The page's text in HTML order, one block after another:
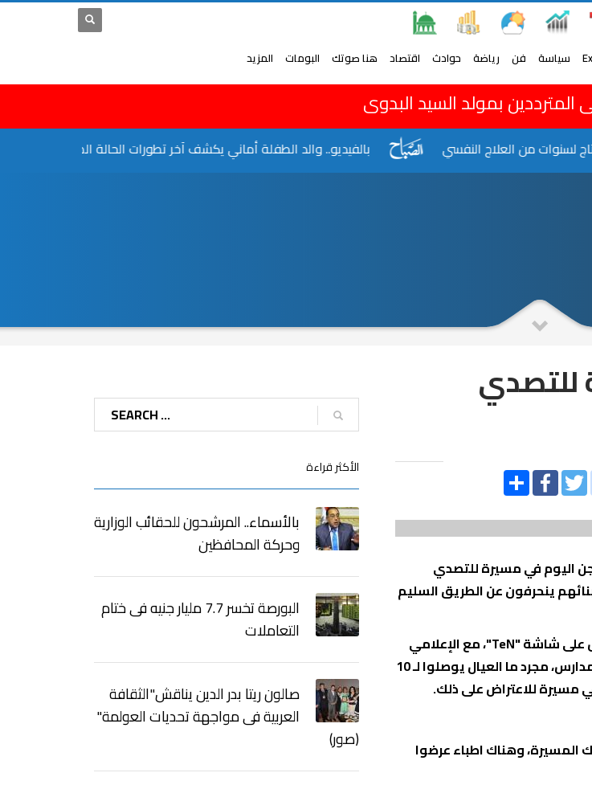
سياسة فن رياضة حوادث اقتصاد هنا صوتك البومات المزيد
بمولد السيد البدوى
من العلاج النفسي بالفيديو.. والد الطفلة أماني يكشف آخر تطورات الحالة الصحية لها
للتصدي
SHARE
اليوم في مسيرة للتصدي
ينحرفون عن الطريق السليم
وأضافت "يوسف"، خلال مداخلة هاتفية في برنامج " رأي عام"، الذي يُعرض على شاشة "TeN"، مع الإعلامي
عمرو عبد الحميد، :" فيه جيل طالع لأمهات تعبانين سواء في الدروس أو المدارس، مجرد ما العيال يوصلوا لـ 10
مسيرة للاعتراض على ذلك.
المسيرة، وهناك اطباء عرضوا
الأكثر قراءة
بالأسماء.. المرشحون للحقائب الوزارية
وحركة المحافظين
البورصة تخسر 7.7 مليار جنيه فى ختام
التعاملات
صالون ريتا بدر الدين يناقش"الثقافة
العربية فى مواجهة تحديات العولمة"
(صور)